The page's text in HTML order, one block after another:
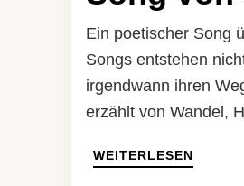
Ein poetischer Song
Songs entstehen
irgendwann ihren
erzählt von Wandel,
WEITERLESEN